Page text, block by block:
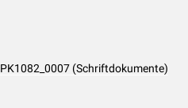
PK1082_0007 (Schriftdokumente)